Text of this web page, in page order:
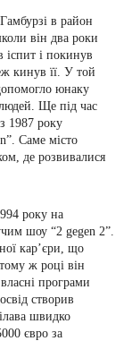
в район
він два роки
іспит і покинув
кинув її. У той
юнаку
Ще під час
1987 року
Саме місто
де розвивалися
року на
шоу “2 gegen 2”.
кар’єри, що
ж році він
програми
створив
швидко
євро за